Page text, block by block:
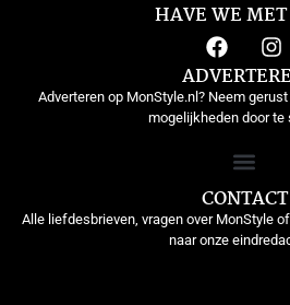
HAVE WE MET
Adverteren op MonStyle.nl? Neem
mogelijkheden door te
CONTACT
Alle liefdesbrieven, vragen over MonStyle
naar onze